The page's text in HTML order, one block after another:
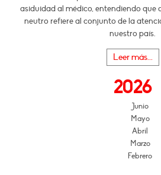
asiduidad al médico, entendiendo que
neutro refiere al conjunto de la
nuestro país.
Leer más...
2026
Junio
Mayo
Abril
Marzo
Febrero